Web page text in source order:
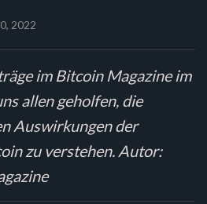
2022
im Bitcoin Magazine im
allen geholfen, die
Auswirkungen der
zu verstehen. Autor: